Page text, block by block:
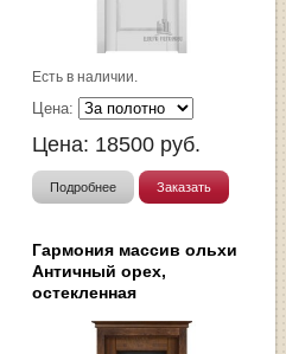
Есть в наличии.
Цена:
Цена: 18500 руб.
Подробнее Заказать
Гармония массив ольхи
Античный орех,
остекленная